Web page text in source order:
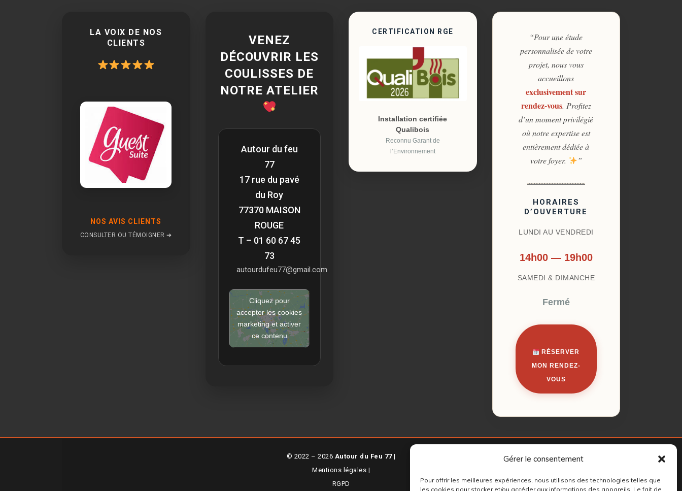
Gérer le consentement
Pour offrir les meilleures expériences, nous utilisons des technologies telles que
les cookies pour stocker et/ou accéder aux informations des appareils. Le fait de
LA VOIX DE NOS
CLIENTS
NOS AVIS CLIENTS
CONSULTER OU TÉMOIGNER ➔
VENEZ
DÉCOUVRIR LES
COULISSES DE
NOTRE ATELIER
Autour du feu
77
17 rue du pavé
du Roy
77370 MAISON
ROUGE
T – 01 60 67 45
73
autourdufeu77@gmail.com
Cliquez pour
accepter les cookies
marketing et activer
ce contenu
CERTIFICATION RGE
Installation certifiée
Qualibois
Reconnu Garant de
l’Environnement
“Pour une étude
personnalisée de votre
projet, nous vous
accueillons
exclusivement sur
rendez-vous. Profitez
d’un moment privilégié
où notre expertise est
entièrement dédiée à
votre foyer.
”
HORAIRES
D’OUVERTURE
LUNDI AU VENDREDI
14h00 — 19h00
SAMEDI & DIMANCHE
Fermé
RÉSERVER
MON RENDEZ-
VOUS
© 2022 – 2026 Autour du Feu 77|
Mentions légales |
RGPD